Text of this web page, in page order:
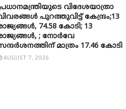
വിദേശയാത്രാ
പുറത്തുവിട്ട് കേന്ദ്രം;13
74.58 കോടി; 13
; നോർവേ
മാത്രം 17.46 കോടി
AUGUST 7, 2026